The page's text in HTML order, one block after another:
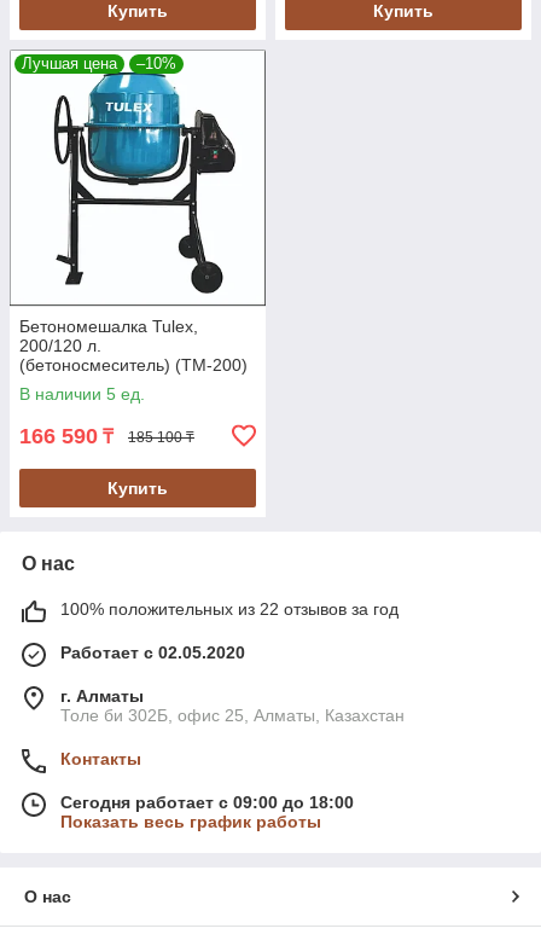
Купить Купить
Лучшая цена –10%
Бетономешалка Tulex,
200/120 л.
(бетоносмеситель) (TM-200)
В наличии 5 ед.
166 590 ₸ 185 100 ₸
Купить
О нас
100% положительных из 22 отзывов за год
Работает с 02.05.2020
г. Алматы
Толе би 302Б, офис 25, Алматы, Казахстан
Контакты
Сегодня работает с 09:00 до 18:00
Показать весь график работы
О нас